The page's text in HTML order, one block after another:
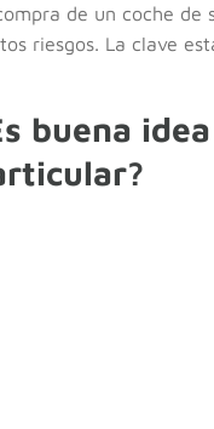
de un coche de
riesgos. La clave
buena